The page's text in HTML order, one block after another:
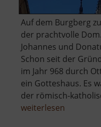
Auf dem Burgberg
der prachtvolle
Johannes und
Schon seit der
im Jahr 968 durch
ein Gotteshaus. Es
der römisch-
weiterlesen